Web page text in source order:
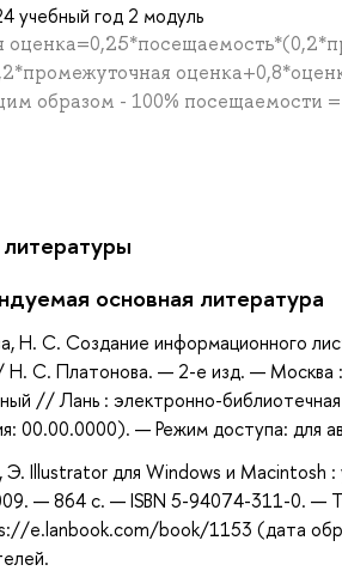
учебный год 2 модуль
образом - 100% посещаемости
основная литература
Н. С. Создание информационного
Н. С. Платонова. — 2-е изд. —
// Лань : электронно-
00.00.0000). — Режим доступа: для
Э. Illustrator для Windows и
— 864 с. — ISBN 5-94074-311-0. —
e.lanbook.com/book/1153 (дата